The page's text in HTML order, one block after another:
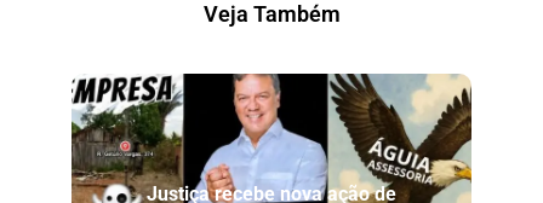
Veja Também
Justiça recebe nova ação de